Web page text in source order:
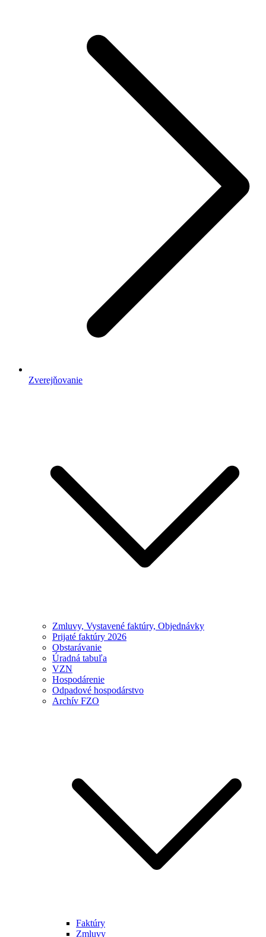
Zverejňovanie
Zmluvy, Vystavené faktúry, Objednávky
Prijaté faktúry 2026
Obstarávanie
Úradná tabuľa
VZN
Hospodárenie
Odpadové hospodárstvo
Archív FZO
Faktúry
Zmluvy